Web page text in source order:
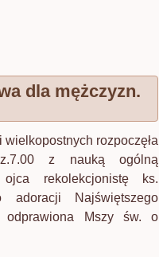
dla mężczyzn.
rozpoczęła
z nauką ogólną
ojca rekolekcjonistę ks.
adoracji Najświętszego
odprawiona Mszy św. o